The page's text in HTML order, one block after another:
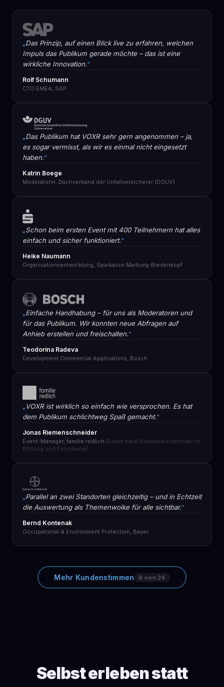
Das Prinzip, auf einen Blick live zu erfahren, welchen
Impuls das Publikum gerade möchte – das ist eine
wirkliche Innovation.
Rolf Schumann
CTO EMEA, SAP
Das Publikum hat VOXR sehr gern angenommen – ja,
es sogar vermisst, als wir es einmal nicht eingesetzt
haben.
Katrin Boege
Moderatorin, Dachverband der Unfallversicherer (DGUV)
Schon beim ersten Event mit 400 Teilnehmern hat alles
einfach und sicher funktioniert.
Heike Naumann
Organisationsentwicklung, Sparkasse Marburg-Biedenkopf
Einfache Handhabung – für uns als Moderatoren und
für das Publikum. Wir konnten neue Abfragen auf
Anhieb erstellen und freischalten.
Teodorina Radeva
Development Commercial Applications, Bosch
VOXR ist wirklich so einfach wie versprochen. Es hat
dem Publikum schlichtweg Spaß gemacht.
Jonas Riemenschneider
Event-Manager, familie redlich (Event beim Bundesministerium für
Bildung und Forschung)
Parallel an zwei Standorten gleichzeitig – und in Echtzeit
die Auswertung als Themenwolke für alle sichtbar.
Bernd Kontenak
Occupational & Environment Protection, Bayer
Mehr Kundenstimmen 6 von 24
Selbst erleben statt